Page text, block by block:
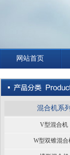
网站首页
混合机系列
V型混合机
W型双锥混合